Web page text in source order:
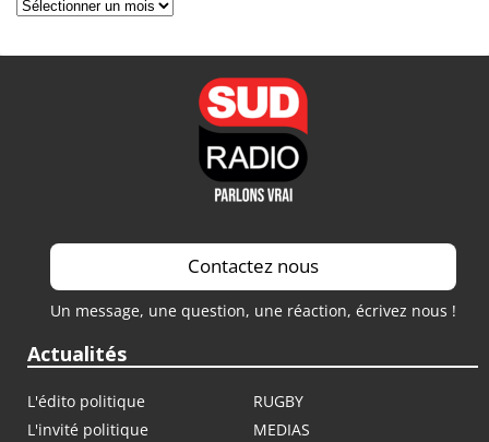
Contactez nous
Un message, une question, une réaction, écrivez nous !
Actualités
L'édito politique
RUGBY
L'invité politique
MEDIAS